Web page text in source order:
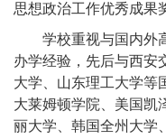
思想政治工作优秀成果
学校重视与国内外高
办学经验，先后与西安
大学、山东理工大学等
大莱姆顿学院、美国凯
丽大学、韩国全州大学